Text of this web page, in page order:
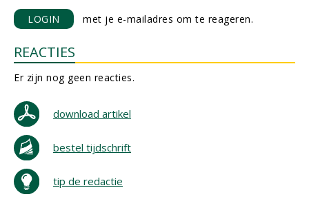
LOGIN met je e-mailadres om te reageren.
REACTIES
Er zijn nog geen reacties.
download artikel
bestel tijdschrift
tip de redactie